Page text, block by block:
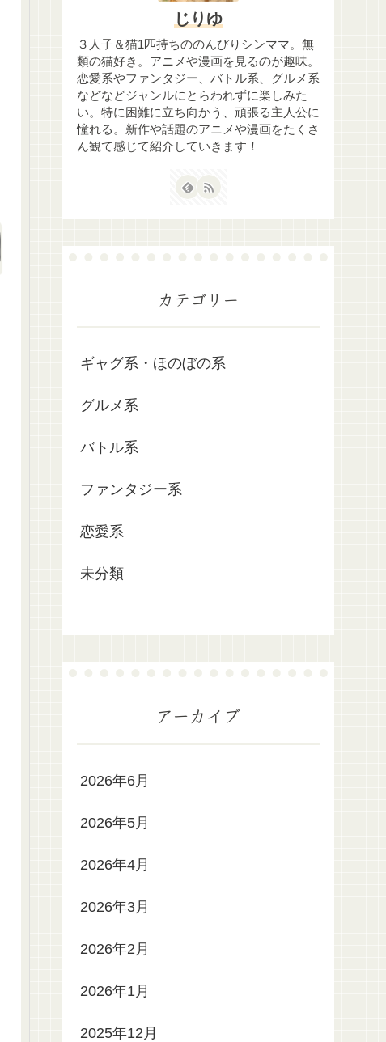
じりゆ
３人子＆猫1匹持ちののんびりシンママ。無
類の猫好き。アニメや漫画を見るのが趣味。
恋愛系やファンタジー、バトル系、グルメ系
などなどジャンルにとらわれずに楽しみた
い。特に困難に立ち向かう、頑張る主人公に
憧れる。新作や話題のアニメや漫画をたくさ
ん観て感じて紹介していきます！
カテゴリー
ギャグ系・ほのぼの系
グルメ系
バトル系
ファンタジー系
恋愛系
未分類
アーカイブ
2026年6月
2026年5月
2026年4月
2026年3月
2026年2月
2026年1月
2025年12月